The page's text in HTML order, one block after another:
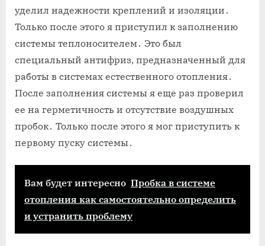
уделил надежности креплений и изоляции․
Только после этого я приступил к заполнению
системы теплоносителем․ Это был
специальный антифриз, предназначенный для
работы в системах естественного отопления․
После заполнения системы я еще раз проверил
ее на герметичность и отсутствие воздушных
пробок․ Только после этого я мог приступить к
первому пуску системы․
Вам будет интересно Пробка в системе
отопления как самостоятельно определить
и устранить проблему